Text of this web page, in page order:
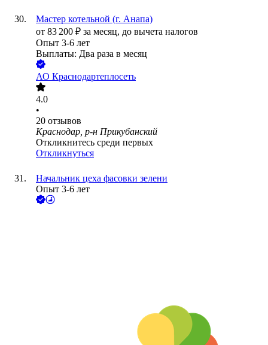
Мастер котельной (г. Анапа)
от 83 200 ₽ за месяц, до вычета налогов
Опыт 3-6 лет
Выплаты: Два раза в месяц
АО Краснодартеплосеть
4.0
•
20 отзывов
Краснодар, р-н Прикубанский
Откликнитесь среди первых
Откликнуться
Начальник цеха фасовки зелени
Опыт 3-6 лет